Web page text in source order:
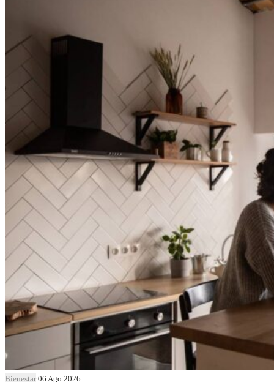
Bienestar 06 Ago 2026